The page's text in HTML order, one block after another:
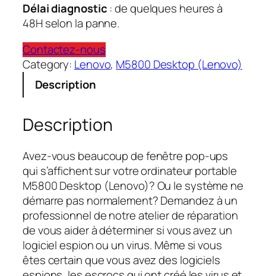
Délai diagnostic : de quelques heures à
48H selon la panne.
Contactez-nous
Category: Lenovo, M5800 Desktop (Lenovo)
Description
Description
Avez-vous beaucoup de fenêtre pop-ups
qui s’affichent sur votre ordinateur portable
M5800 Desktop (Lenovo)? Ou le système ne
démarre pas normalement? Demandez à un
professionnel de notre atelier de réparation
de vous aider à déterminer si vous avez un
logiciel espion ou un virus. Même si vous
êtes certain que vous avez des logiciels